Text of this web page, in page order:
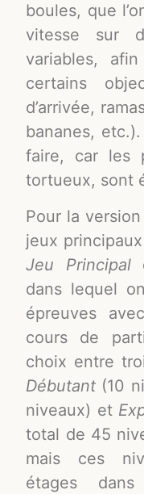
boules, que
vitesse sur
variables,
certains
d’arrivée,
bananes,
faire, car les
tortueux, sont
Pour la
jeux
Jeu Principal
dans lequel
épreuves
cours de
choix entre
Débutant (10
niveaux) et
total de 45
mais ces
étages